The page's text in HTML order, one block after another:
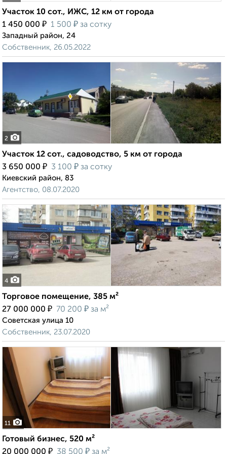
Участок 10 сот., ИЖС, 12 км от города
1 450 000 ₽ 1 500 ₽ за сотку
Западный район, 24
Собственник, 26.05.2022
2
Участок 12 сот., садоводство, 5 км от города
3 650 000 ₽ 3 100 ₽ за сотку
Киевский район, 83
Агентство, 08.07.2020
4
Торговое помещение, 385 м²
27 000 000 ₽ 70 200 ₽ за м²
Советская улица 10
Собственник, 23.07.2020
11
Готовый бизнес, 520 м²
20 000 000 ₽ 38 500 ₽ за м²